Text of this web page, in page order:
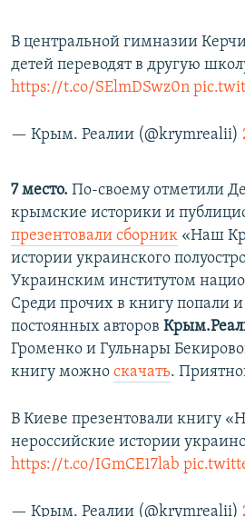
В центральной гимназии
детей переводят в другую
https://t.co/SElmDSwz0n
— Крым. Реалии (@krymrealii)
7 место. По-своему отметили
крымские историки и
презентовали сборник «Наш
истории украинского
Украинским институтом
Среди прочих в книгу попали
постоянных авторов
Громенко и Гульнары
книгу можно скачать.
В Киеве презентовали книгу
нероссийские истории
https://t.co/IGmCE17lab
— Крым. Реалии (@krymrealii)